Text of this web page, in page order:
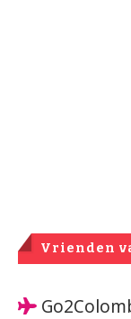
Vrienden